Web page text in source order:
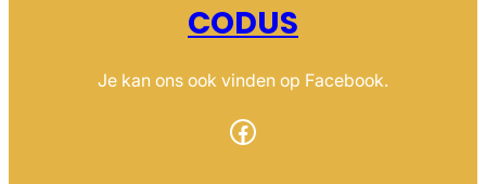
CODUS
Je kan ons ook vinden op Facebook.
Facebook